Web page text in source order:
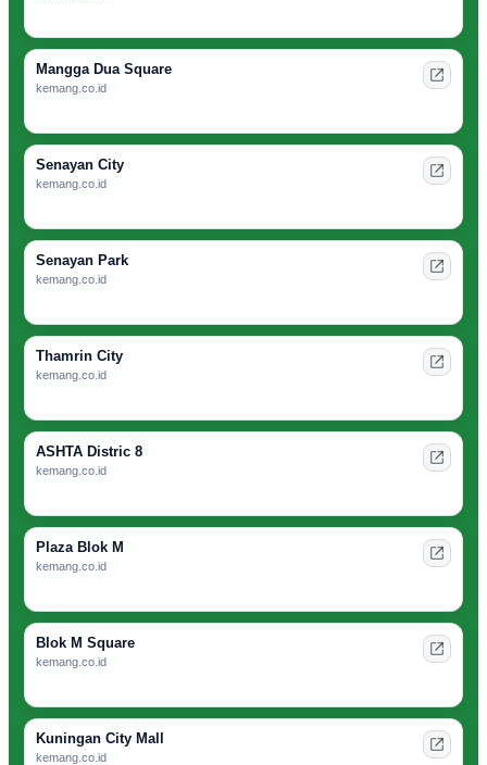
Mangga Dua Square
kemang.co.id
Senayan City
kemang.co.id
Senayan Park
kemang.co.id
Thamrin City
kemang.co.id
ASHTA Distric 8
kemang.co.id
Plaza Blok M
kemang.co.id
Blok M Square
kemang.co.id
Kuningan City Mall
kemang.co.id